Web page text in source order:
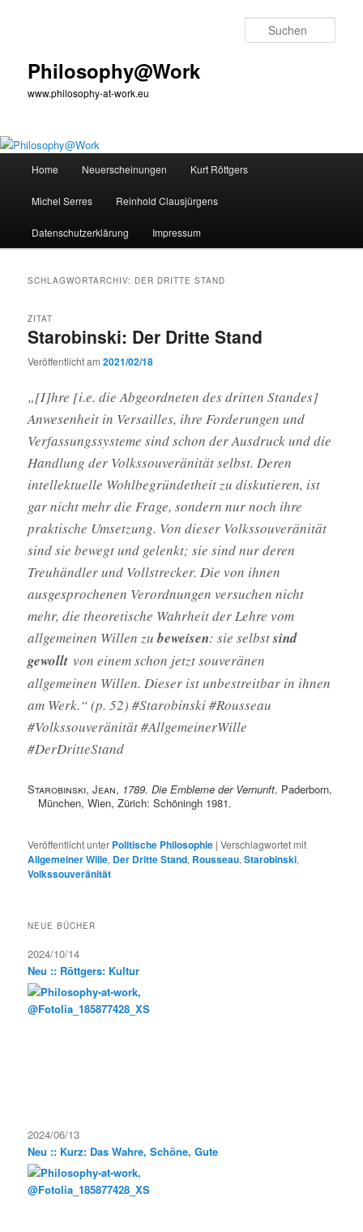
Philosophy@Work
www.philosophy-at-work.eu
Home Neuerscheinungen Kurt Röttgers
Michel Serres Reinhold Clausjürgens
Datenschutzerklärung Impressum
SCHLAGWORTARCHIV: DER DRITTE STAND
Starobinski: Der Dritte Stand
ZITAT
Veröffentlicht am2021/02/18
„[I]hre [i.e. die Abgeordneten des dritten Standes]
Anwesenheit in Versailles, ihre Forderungen und
Verfassungssysteme sind schon der Ausdruck und die
Handlung der Volkssouveränität selbst. Deren
intellektuelle Wohlbegründetheit zu diskutieren, ist
gar nicht mehr die Frage, sondern nur noch ihre
praktische Umsetzung. Von dieser Volkssouveränität
sind sie bewegt und gelenkt; sie sind nur deren
Treuhändler und Vollstrecker. Die von ihnen
ausgesprochenen Verordnungen versuchen nicht
mehr, die theoretische Wahrheit der Lehre vom
allgemeinen Willen zubeweisen: sie selbstsind
gewolltvon einem schon jetzt souveränen
allgemeinen Willen. Dieser ist unbestreitbar in ihnen
am Werk.“ (p. 52) #Starobinski #Rousseau
#Volkssouveränität #AllgemeinerWille
#DerDritteStand
Starobinski, Jean, 1789. Die Embleme der Vernunft. Paderborn,
München, Wien, Zürich: Schöningh 1981.
Veröffentlicht unter Politische Philosophie |Verschlagwortet mit
Allgemeiner Wille, Der Dritte Stand, Rousseau,Starobinski,
Volkssouveränität
NEUE BÜCHER
2024/10/14
Neu :: Röttgers: Kultur
2024/06/13
Neu :: Kurz: Das Wahre, Schöne, Gute